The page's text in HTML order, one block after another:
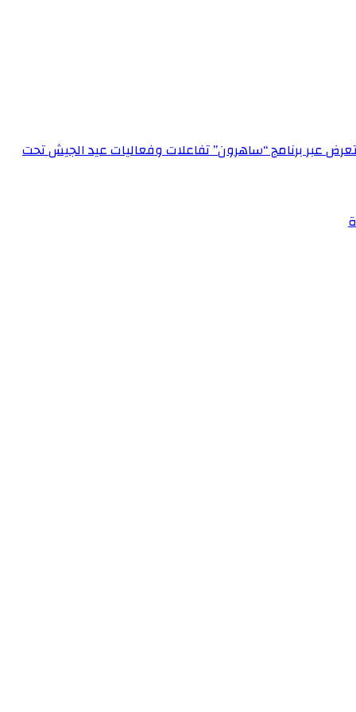
العسكري احتفالاً بعيد الجيش الـ 72‏مدير الإعلام العسكري يستعرض عبر برنامج “ساهرون” تفاعلات وفعاليات عيد الجيش تحت